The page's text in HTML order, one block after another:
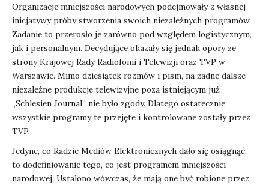
Organizacje mniejszości narodowych podejmowały z własnej
inicjatywy próby stworzenia swoich niezależnych programów.
Zadanie to przerosło je zarówno pod względem logistycznym,
jak i personalnym. Decydujące okazały się jednak opory ze
strony Krajowej Rady Radiofonii i Telewizji oraz TVP w
Warszawie. Mimo dziesiątek rozmów i pism, na żadne dalsze
niezależne produkcje telewizyjne poza istniejącym już
„Schlesien Journal” nie było zgody. Dlatego ostatecznie
wszystkie programy te przejęte i kontrolowane zostały przez
TVP.
Jedyne, co Radzie Mediów Elektronicznych dało się osiągnąć,
to dodefiniowanie tego, co jest programem mniejszości
narodowej. Ustalono wówczas, że mają one być robione przez